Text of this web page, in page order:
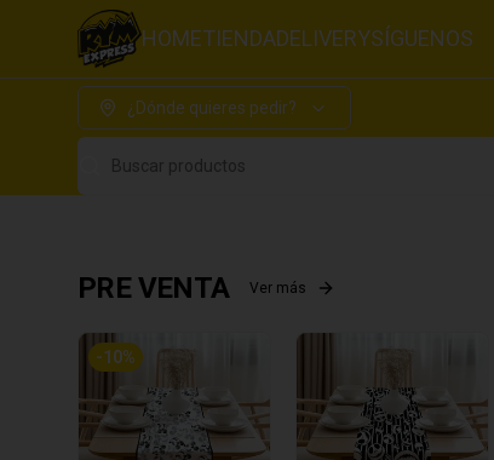
HOMETIENDADELIVERYSÍGUENOS
¿Dónde quieres pedir?
Buscar productos
PRE VENTA Ver más
-10%